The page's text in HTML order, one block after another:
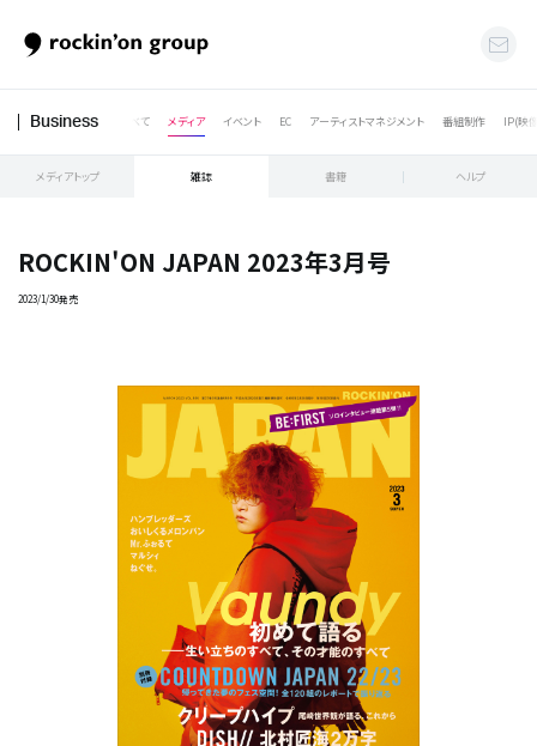
Business すべて メディア イベント EC アーティストマネジメント 番組制作 IP(映
メディアトップ 雑誌 書籍 ヘルプ
ROCKIN'ON JAPAN 2023年3月号
2023/1/30発売